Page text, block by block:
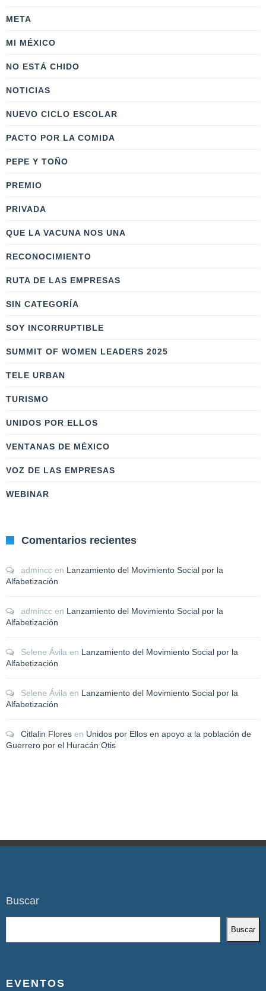
META
MI MÉXICO
NO ESTÁ CHIDO
NOTICIAS
NUEVO CICLO ESCOLAR
PACTO POR LA COMIDA
PEPE Y TOÑO
PREMIO
PRIVADA
QUE LA VACUNA NOS UNA
RECONOCIMIENTO
RUTA DE LAS EMPRESAS
SIN CATEGORÍA
SOY INCORRUPTIBLE
SUMMIT OF WOMEN LEADERS 2025
TELE URBAN
TURISMO
UNIDOS POR ELLOS
VENTANAS DE MÉXICO
VOZ DE LAS EMPRESAS
WEBINAR
Comentarios recientes
admincc en Lanzamiento del Movimiento Social por la
Alfabetización
admincc en Lanzamiento del Movimiento Social por la
Alfabetización
Selene Ávila en Lanzamiento del Movimiento Social por la
Alfabetización
Selene Ávila en Lanzamiento del Movimiento Social por la
Alfabetización
Citlalin Flores en Unidos por Ellos en apoyo a la población de
Guerrero por el Huracán Otis
Buscar
Buscar
EVENTOS